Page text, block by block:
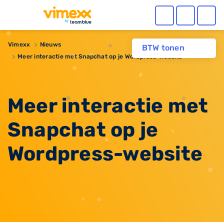
BTW tonen
Vimexx
Nieuws
Meer interactie met Snapchat op je Wordpress-website
Meer interactie met
Snapchat op je
Wordpress-website